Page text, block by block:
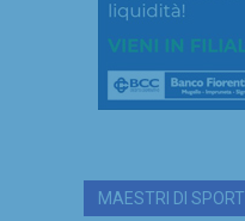
MAESTRI DI SPORT